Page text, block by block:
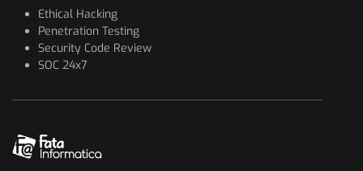
Ethical Hacking
Penetration Testing
Security Code Review
SOC 24x7